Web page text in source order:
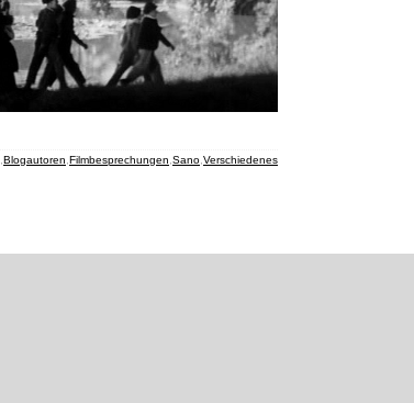
Blogautoren Filmbesprechungen Sano Verschiedenes